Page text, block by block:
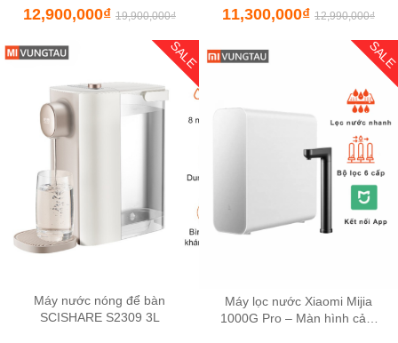
12,900,000₫ 19,900,000₫ 11,300,000₫ 12,990,000₫
SALE
Máy nước nóng để bàn
SCISHARE S2309 3L
SALE
Máy lọc nước Xiaomi Mijia
1000G Pro – Màn hình cảm